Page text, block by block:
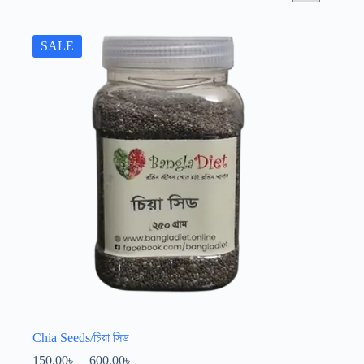
SALE
Chia Seeds/চিয়া সিড
150.00৳ – 600.00৳